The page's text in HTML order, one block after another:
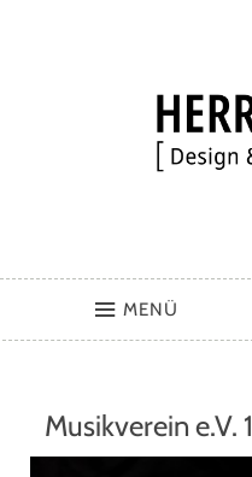
MENÜ
Musikverein e.V.